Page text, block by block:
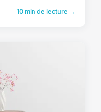
10 min de lecture →